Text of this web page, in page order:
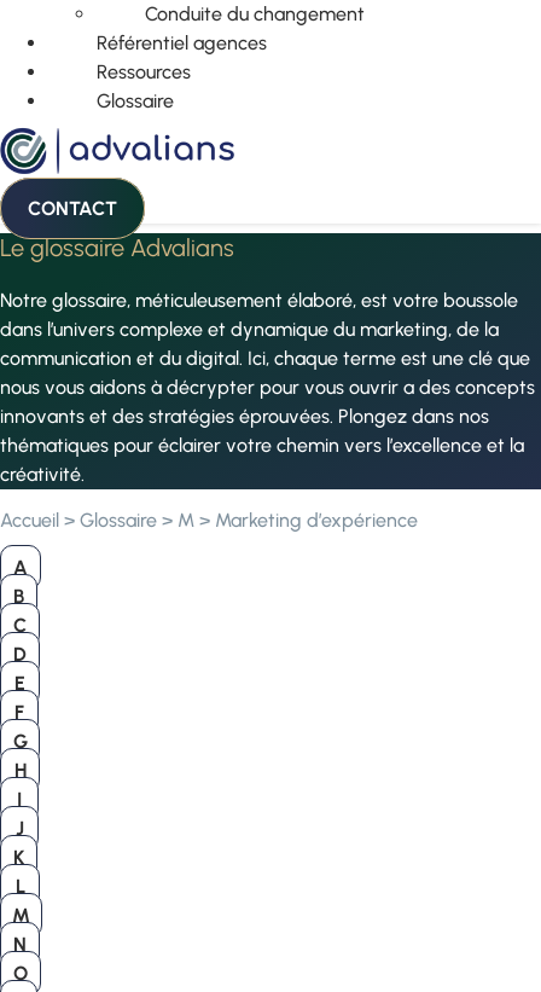
Conduite du changement
Référentiel agences
Ressources
Glossaire
CONTACT
Le glossaire Advalians
Notre glossaire, méticuleusement élaboré, est votre boussole
dans l’univers complexe et dynamique du marketing, de la
communication et du digital. Ici, chaque terme est une clé que
nous vous aidons à décrypter pour vous ouvrir a des concepts
innovants et des stratégies éprouvées. Plongez dans nos
thématiques pour éclairer votre chemin vers l’excellence et la
créativité.
Accueil > Glossaire > M > Marketing d’expérience
A
B
C
D
E
F
G
H
I
J
K
L
M
N
O